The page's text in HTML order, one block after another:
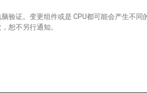
验证。变更组件或是 CPU都可能会产生不同
恕不另行通知。